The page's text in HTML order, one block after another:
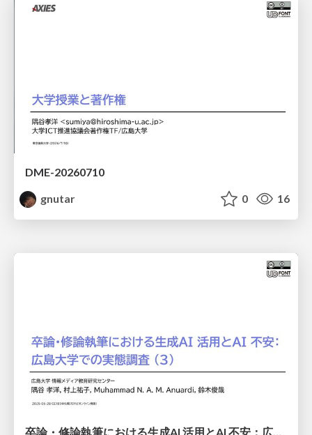
DME-20260710
gnutar
0 16